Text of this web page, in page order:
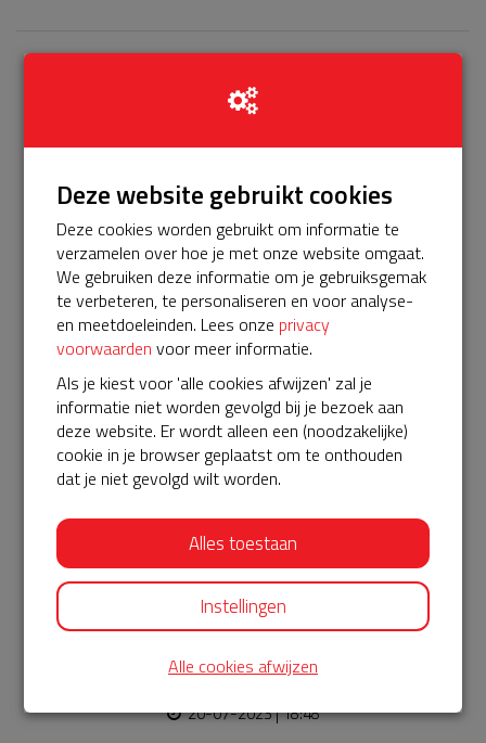
Laatste donaties
Bekijk alle
€ 50
Frans
20-07-2023 | 20:49
Vind het super belangrijk om een AED in de buurt te
hebben hangen. Hoop hem zelf nooit nodig te hebben,
maar steun graag voor de mensen die wij hiermee kunnen
redden.
€ 5
Anoniem
20-07-2023 | 19:49
€ 10
Samantha
20-07-2023 | 19:27
€ 10
Monique
20-07-2023 | 18:48
Deze website gebruikt cookies
Deze cookies worden gebruikt om informatie te
verzamelen over hoe je met onze website omgaat.
We gebruiken deze informatie om je gebruiksgemak
te verbeteren, te personaliseren en voor analyse-
en meetdoeleinden. Lees onze privacy
voorwaarden voor meer informatie.
Als je kiest voor 'alle cookies afwijzen' zal je
informatie niet worden gevolgd bij je bezoek aan
deze website. Er wordt alleen een (noodzakelijke)
cookie in je browser geplaatst om te onthouden
dat je niet gevolgd wilt worden.
Alles toestaan
Instellingen
Alle cookies afwijzen